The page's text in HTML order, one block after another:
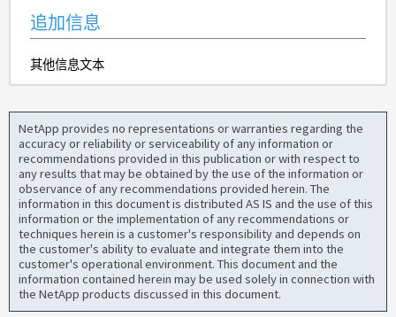
追加信息
其他信息文本
NetApp provides no representations or warranties regarding the
accuracy or reliability or serviceability of any information or
recommendations provided in this publication or with respect to
any results that may be obtained by the use of the information or
observance of any recommendations provided herein. The
information in this document is distributed AS IS and the use of this
information or the implementation of any recommendations or
techniques herein is a customer's responsibility and depends on
the customer's ability to evaluate and integrate them into the
customer's operational environment. This document and the
information contained herein may be used solely in connection with
the NetApp products discussed in this document.